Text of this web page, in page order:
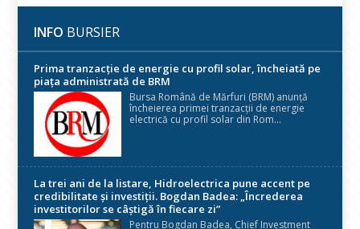
INFO BURSIER
Prima tranzacție de energie cu profil solar, încheiată pe
piața administrată de BRM
Bursa Română de Mărfuri (BRM) anunță
încheierea primei tranzacții de energie
electrică cu profil solar din Rom...
La trei ani de la listare, Hidroelectrica pune accent pe
credibilitate și investiții. Bogdan Badea: „Încrederea
investitorilor se câștigă în fiecare zi”
Pentru Bogdan Badea, Chief Investment